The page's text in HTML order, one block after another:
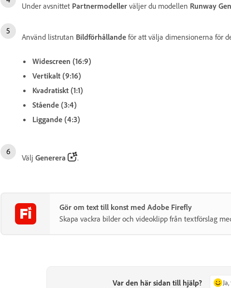
Under avsnittet Partnermodeller väljer du modellen Runway
Använd listrutan Bildförhållande för att välja dimensionerna för
Widescreen (16:9)
Vertikalt (9:16)
Kvadratiskt (1:1)
Stående (3:4)
Liggande (4:3)
Välj Generera .
Gör om text till konst med Adobe Firefly
Skapa vackra bilder och videoklipp från textförslag
Var den här sidan till hjälp?